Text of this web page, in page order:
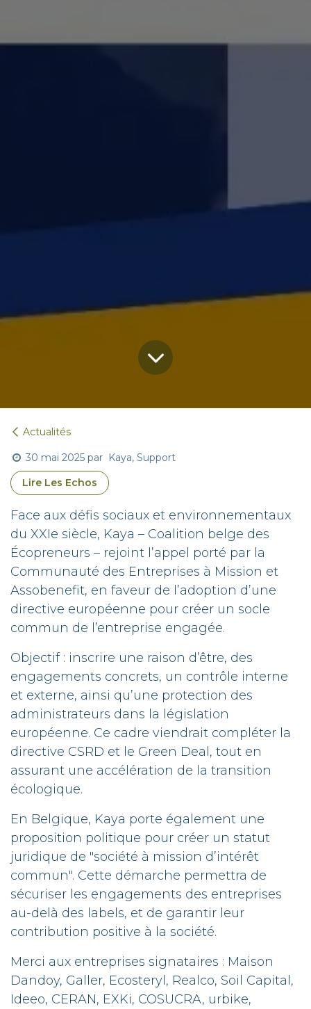
Actualités
30 mai 2025 par Kaya, Support
Lire Les Echos
Face aux défis sociaux et environnementaux
du XXIe siècle, Kaya – Coalition belge des
Écopreneurs – rejoint l’appel porté par la
Communauté des Entreprises à Mission et
Assobenefit, en faveur de l’adoption d’une
directive européenne pour créer un socle
commun de l’entreprise engagée.
Objectif : inscrire une raison d’être, des
engagements concrets, un contrôle interne
et externe, ainsi qu’une protection des
administrateurs dans la législation
européenne. Ce cadre viendrait compléter la
directive CSRD et le Green Deal, tout en
assurant une accélération de la transition
écologique.
En Belgique, Kaya porte également une
proposition politique pour créer un statut
juridique de "société à mission d’intérêt
commun". Cette démarche permettra de
sécuriser les engagements des entreprises
au-delà des labels, et de garantir leur
contribution positive à la société.
Merci aux entreprises signataires : Maison
Dandoy, Galler, Ecosteryl, Realco, Soil Capital,
Ideeo, CERAN, EXKi, COSUCRA, urbike,